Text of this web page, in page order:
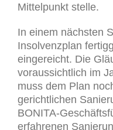
Mittelpunkt stelle.
In einem nächsten
Insolvenzplan
eingereicht. Die
voraussichtlich im
muss dem Plan
gerichtlichen
BONITA-
erfahrenen